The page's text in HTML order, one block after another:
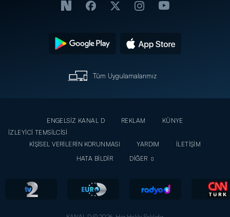
Tüm Uygulamalarımız
ENGELSİZ KANAL D REKLAM
KÜNYE
İZLEYİCİ TEMSİLCİSİ
KİŞİSEL VERİLERİN KORUNMASI
YARDIM
İLETİŞİM
HATA BİLDİR
DİĞER